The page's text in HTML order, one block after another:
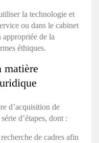
la technologie et
ou dans le cabinet
de la
éthiques.
matière
d’acquisition de
d’étapes, dont :
de cadres afin